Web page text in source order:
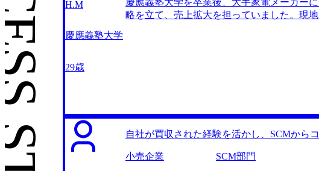
H.M
慶應義塾大学
29歳
慶應義塾大学を卒業後、大手家電メーカー
略を立て、売上拡大を担っていました。現
選んだ理由は、他社と比べても圧倒的にコ
外展開をしている外資系ファームを当初志
ンサルタントが担当することが多く、海外
ししなければ、自分の志向と異なるファー
さんのサービスでは、面接対策が印象に残
自社が買収された経験を活かし、SCMから
小売企業 SCM部門